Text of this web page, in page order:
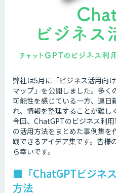
弊社は5月に「ビジネス活用向
マップ」を公開しました。多
可能性を感じている一方、連日
れ、情報を整理することが難し
今回、ChatGPTのビジネス利
の活用方法をまとめた事例集
践できるアイデア集です。皆様
ら幸いです。
■「ChatGPTビジネ
方法